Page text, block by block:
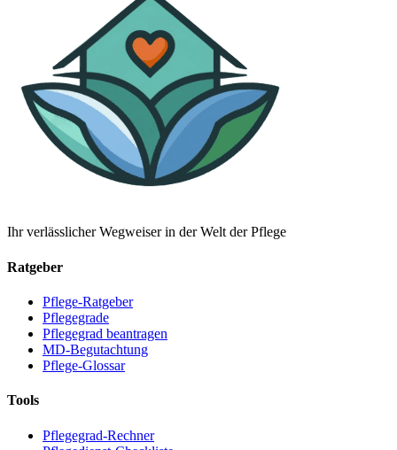
Ihr verlässlicher Wegweiser in der Welt der Pflege
Ratgeber
Pflege-Ratgeber
Pflegegrade
Pflegegrad beantragen
MD-Begutachtung
Pflege-Glossar
Tools
Pflegegrad-Rechner